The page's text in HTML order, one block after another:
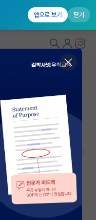
앱으로 보기 닫기
학 고민(선배님들 도